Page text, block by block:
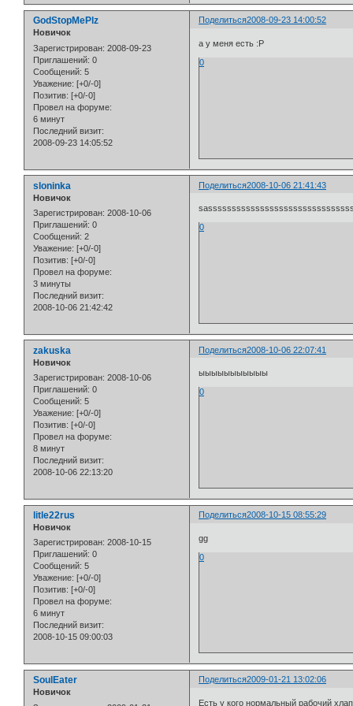
Поделиться2008-09-23 14:00:52
GodStopMePlz
Новичок
Зарегистрирован: 2008-09-23
Приглашений: 0
Сообщений: 5
Уважение: [+0/-0]
Позитив: [+0/-0]
Провел на форуме:
6 минут
Последний визит:
2008-09-23 14:05:52
а у меня есть :Р
0
Поделиться2008-10-06 21:41:43
sloninka
Новичок
Зарегистрирован: 2008-10-06
Приглашений: 0
Сообщений: 2
Уважение: [+0/-0]
Позитив: [+0/-0]
Провел на форуме:
3 минуты
Последний визит:
2008-10-06 21:42:42
0
Поделиться2008-10-06 22:07:41
zakuska
Новичок
Зарегистрирован: 2008-10-06
Приглашений: 0
Сообщений: 5
Уважение: [+0/-0]
Позитив: [+0/-0]
Провел на форуме:
8 минут
Последний визит:
2008-10-06 22:13:20
ыыыыыыыыыыы
0
Поделиться2008-10-15 08:55:29
litle22rus
Новичок
Зарегистрирован: 2008-10-15
Приглашений: 0
Сообщений: 5
Уважение: [+0/-0]
Позитив: [+0/-0]
Провел на форуме:
6 минут
Последний визит:
2008-10-15 09:00:03
gg
0
Поделиться2009-01-21 13:02:06
SoulEater
Новичок
Есть у кого нормальный рабочий